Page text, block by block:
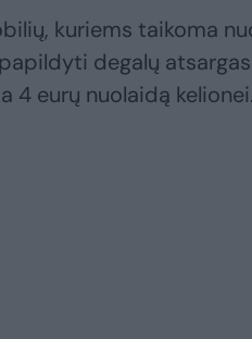
kuriems taikoma
degalų
4 eurų nuolaidą kelionei.